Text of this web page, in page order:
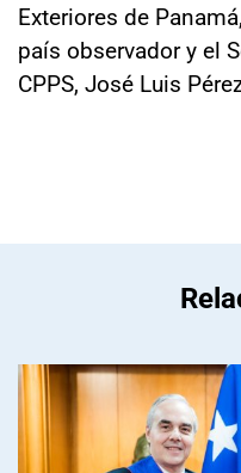
Exteriores de
país observador y el
CPPS, José Luis